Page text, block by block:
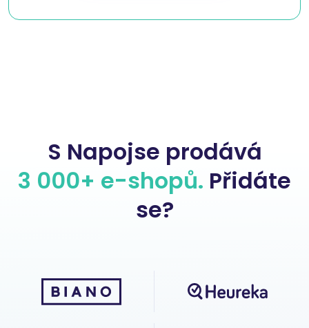
S Napojse prodává
3 000+ e-shopů. Přidáte
se?